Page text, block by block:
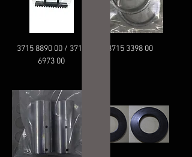
3715 8890 00 / 3715
6973 00
3715 3398 00